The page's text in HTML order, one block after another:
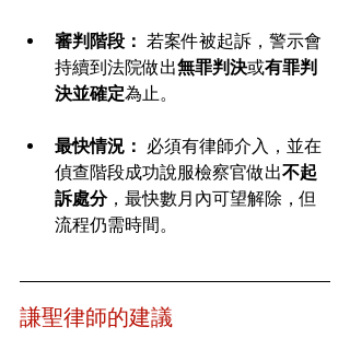
審判階段： 若案件被起訴，警示會
持續到法院做出無罪判決或有罪判
決並確定為止。
最快情況： 必須有律師介入，並在
偵查階段成功說服檢察官做出不起
訴處分，最快數月內可望解除，但
流程仍需時間。
謙聖律師的建議